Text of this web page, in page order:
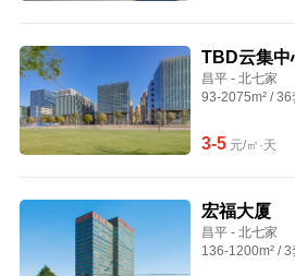
TBD云集中
昌平 - 北七家
93-2075m² /
3-5元/㎡·天
宏福大厦
昌平 - 北七家
136-1200m² /